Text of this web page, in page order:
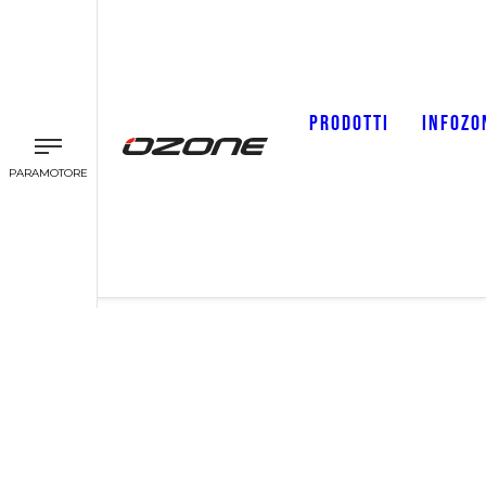
PARAMOTORE
PRODOTTI